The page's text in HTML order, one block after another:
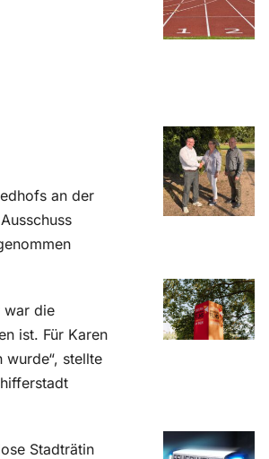
an der
war die
ist. Für Karen
wurde“, stellte
Stadträtin